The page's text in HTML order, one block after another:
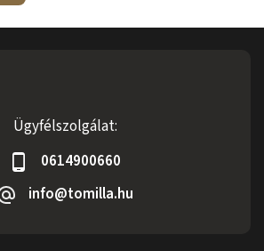
Ügyfélszolgálat:
0614900660
info@tomilla.hu